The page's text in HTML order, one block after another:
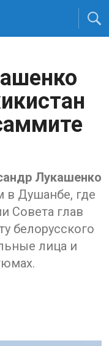
Лукашенко
в Душанбе, где
Совета глав
белорусского
лица и